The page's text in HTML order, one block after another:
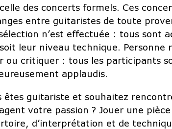
des concerts formels. Ces
entre guitaristes de toute
n’est effectuée : tous sont
leur niveau technique. Personne
ou critiquer : tous les participants
applaudis.
êtes guitariste et souhaitez
votre passion ? Jouer une
d’interprétation et de